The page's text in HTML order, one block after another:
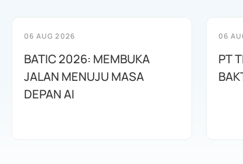
06 AUG 2026
BATIC 2026: MEMBUKA
JALAN MENUJU MASA
DEPAN AI
06
PT